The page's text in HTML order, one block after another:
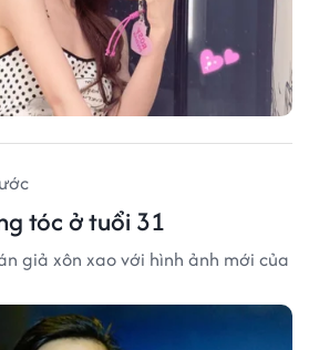
tóc ở tuổi 31
giả xôn xao với hình ảnh mới của